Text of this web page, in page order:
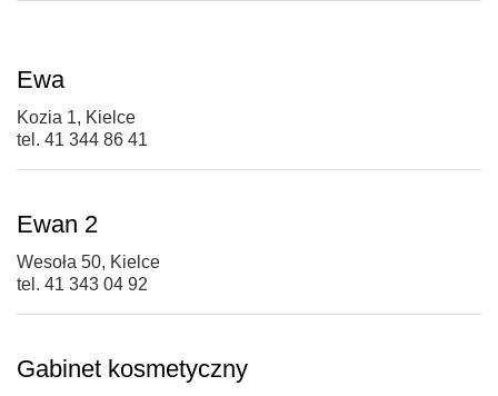
Ewa
Kozia 1, Kielce
tel. 41 344 86 41
Ewan 2
Wesoła 50, Kielce
tel. 41 343 04 92
Gabinet kosmetyczny